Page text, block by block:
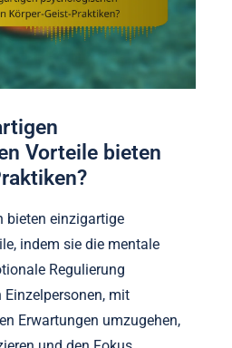
Vorteile bieten
bieten einzigartige
indem sie die mentale
Regulierung
Einzelpersonen, mit
Erwartungen umzugehen,